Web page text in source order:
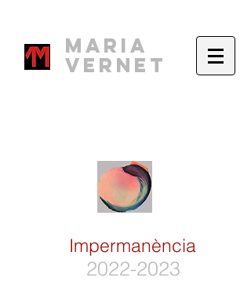
Maria
Vernet
Impermanència
2022-2023